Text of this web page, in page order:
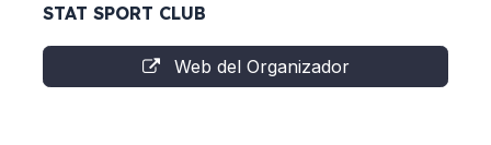
STAT SPORT CLUB
Web del Organizador